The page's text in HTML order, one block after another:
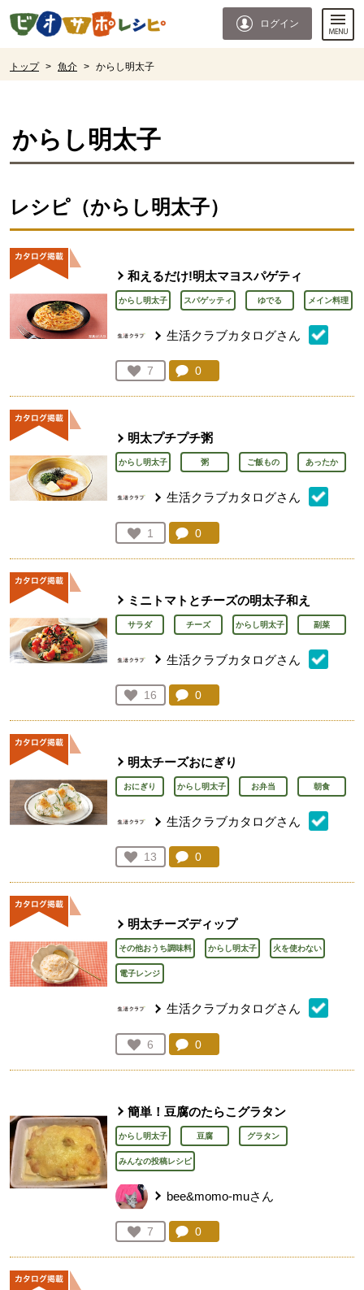
ページの先頭です。
ログイン
トップ > 魚介 > からし明太子
からし明太子
レシピ（からし明太子）
和えるだけ!明太マヨスパゲティ
からし明太子 スパゲッティ ゆでる メイン料理
生活クラブカタログさん
お気に入り登録：
7
人が登録
コメント：
0
明太プチプチ粥
からし明太子 粥 ご飯もの あったか
生活クラブカタログさん
お気に入り登録：
1
人が登録
コメント：
0
ミニトマトとチーズの明太子和え
サラダ チーズ からし明太子 副菜
生活クラブカタログさん
お気に入り登録：
16
人が登録
コメント：
0
明太チーズおにぎり
おにぎり からし明太子 お弁当 朝食
生活クラブカタログさん
お気に入り登録：
13
人が登録
コメント：
0
明太チーズディップ
その他おうち調味料 からし明太子 火を使わない
電子レンジ
生活クラブカタログさん
お気に入り登録：
6
人が登録
コメント：
0
簡単！豆腐のたらこグラタン
からし明太子 豆腐 グラタン
みんなの投稿レシピ
bee&momo-muさん
お気に入り登録：
7
人が登録
コメント：
0